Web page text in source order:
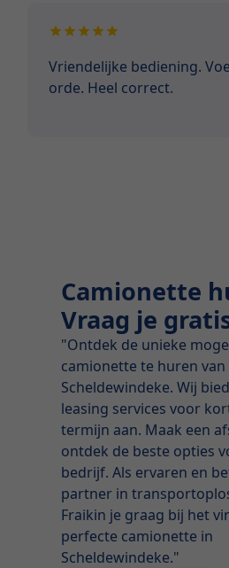
Vriendelijke bediening.
orde. Heel correct.
Camionette
Vraag je
"Ontdek de unieke
camionette te huren van
Scheldewindeke. Wij
leasing services voor
termijn aan. Maak een
ontdek de beste opties
bedrijf. Als ervaren en
partner in
Fraikin je graag bij het
perfecte camionette in
Scheldewindeke."